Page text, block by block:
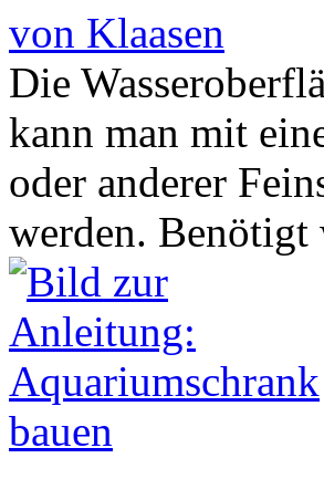
von Klaasen
Die
kann man mit
oder anderer
werden. Benötigt